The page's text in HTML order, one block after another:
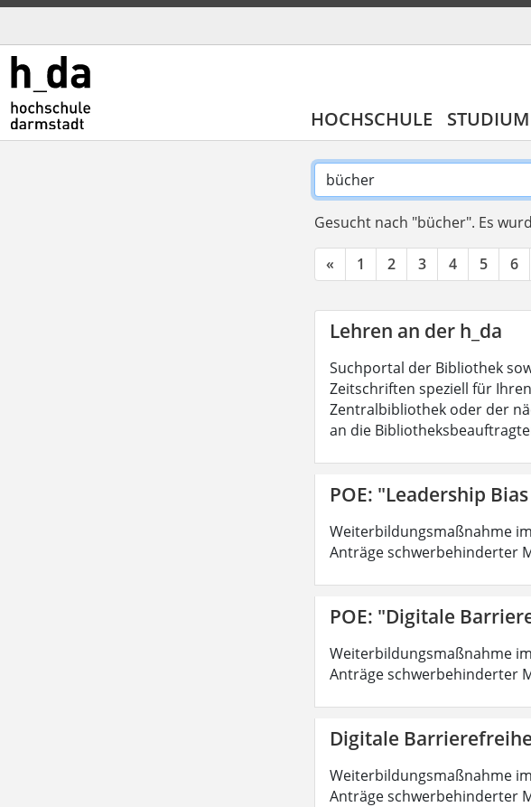
HOCHSCHULE STUDIUM
Gesucht nach "bücher". Es
« 1 2 3 4 5 6
Lehren an der h_da
Suchportal der Bibliothek
Zeitschriften speziell für
Zentralbibliothek oder der
an die
POE: "Leadership
Weiterbildungsmaßnahme
Anträge schwerbehinderter
POE: "Digitale
Weiterbildungsmaßnahme
Anträge schwerbehinderter
Digitale
Weiterbildungsmaßnahme
Anträge schwerbehinderter